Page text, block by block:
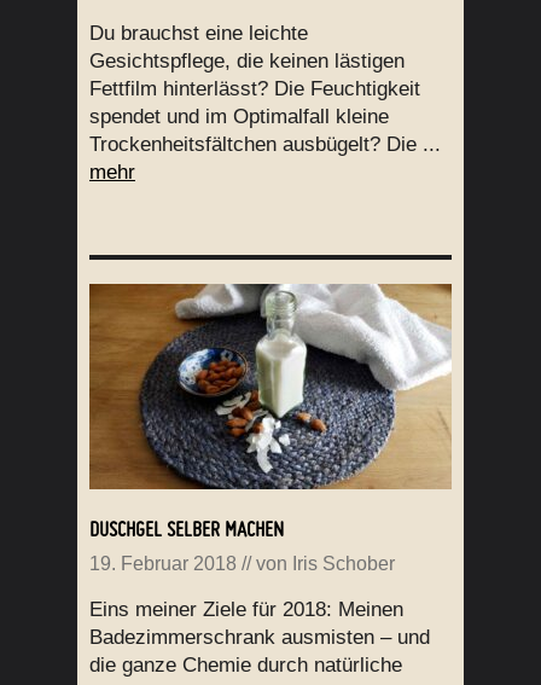
Du brauchst eine leichte
Gesichtspflege, die keinen lästigen
Fettfilm hinterlässt? Die Feuchtigkeit
spendet und im Optimalfall kleine
Trockenheitsfältchen ausbügelt? Die ...
mehr
DUSCHGEL SELBER MACHEN
19. Februar 2018 // von Iris Schober
Eins meiner Ziele für 2018: Meinen
Badezimmerschrank ausmisten – und
die ganze Chemie durch natürliche